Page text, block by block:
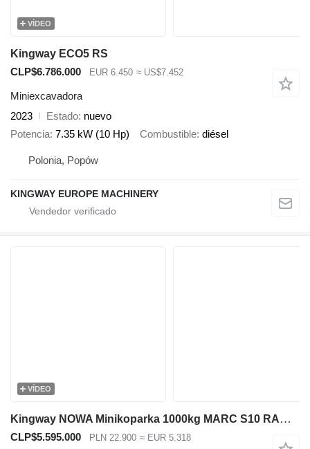
VÍDEO
Kingway ECO5 RS
CLP$6.786.000
EUR 6.450 ≈ US$7.452
Miniexcavadora
2023
Estado nuevo
Potencia 7.35 kW (10 Hp) Combustible diésel
Polonia, Popów
KINGWAY EUROPE MACHINERY
VÍDEO
Kingway NOWA Minikoparka 1000kg MARC S10 RAMIĘ SKR CHŁODNICA 2m GŁĘBOKOŚ
CLP$5.595.000 PLN 22.900 ≈ EUR 5.318